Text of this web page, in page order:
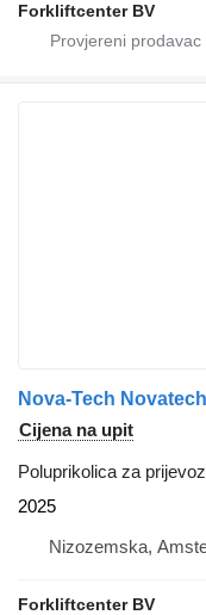
Forkliftcenter BV
Nova-Tech
Cijena na upit
Poluprikolica za
2025
Nizozemska,
Forkliftcenter BV